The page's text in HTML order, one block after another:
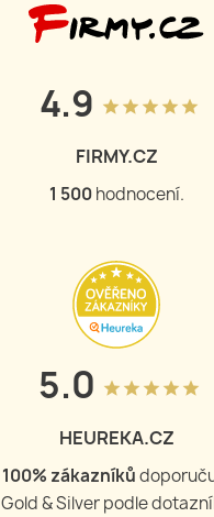
4.9 grade grade grade grade grade
FIRMY.CZ
1 504 hodnocení.
5.0 grade grade grade grade grade
HEUREKA.CZ
100% zákazníků
Gold & Silver podle